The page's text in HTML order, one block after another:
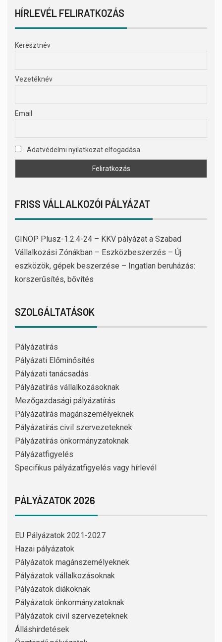
HÍRLEVÉL FELIRATKOZÁS
Keresztnév
Vezetéknév
Email
Adatvédelmi nyilatkozat elfogadása
FRISS VÁLLALKOZÓI PÁLYÁZAT
GINOP Plusz-1.2.4-24 – KKV pályázat a Szabad
Vállalkozási Zónákban – Eszközbeszerzés – Új
eszközök, gépek beszerzése – Ingatlan beruházás:
korszerűsítés, bővítés
SZOLGÁLTATÁSOK
Pályázatírás
Pályázati Előminősítés
Pályázati tanácsadás
Pályázatírás vállalkozásoknak
Mezőgazdasági pályázatírás
Pályázatírás magánszemélyeknek
Pályázatírás civil szervezeteknek
Pályázatírás önkormányzatoknak
Pályázatfigyelés
Specifikus pályázatfigyelés vagy hírlevél
PÁLYÁZATOK 2026
EU Pályázatok 2021-2027
Hazai pályázatok
Pályázatok magánszemélyeknek
Pályázatok vállalkozásoknak
Pályázatok diákoknak
Pályázatok önkormányzatoknak
Pályázatok civil szervezeteknek
Álláshirdetések